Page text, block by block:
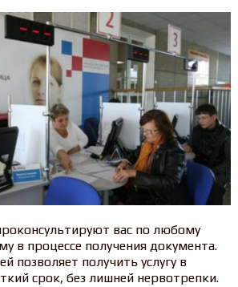
вас по любому
в процессе получения документа.
позволяет получить услугу в
срок, без лишней нервотрепки.